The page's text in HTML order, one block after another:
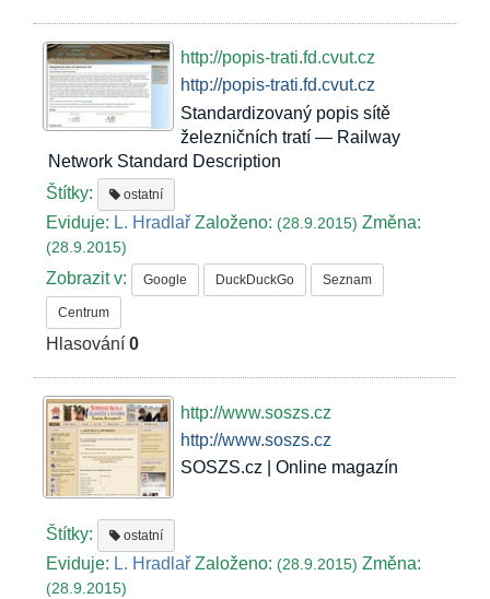
http://popis-trati.fd.cvut.cz
http://popis-trati.fd.cvut.cz
Standardizovaný popis sítě
železničních tratí — Railway
Network Standard Description
Štítky:
ostatní
Eviduje: L. Hradlař Založeno:(28.9.2015)Změna:
(28.9.2015)
Zobrazit v: Google DuckDuckGo Seznam
Centrum
Hlasování0
http://www.soszs.cz
http://www.soszs.cz
SOSZS.cz | Online magazín
Štítky: ostatní
Eviduje: L. Hradlař Založeno:(28.9.2015)Změna:
(28.9.2015)